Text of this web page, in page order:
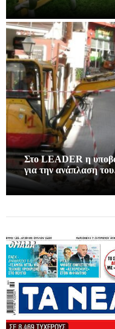
Στο LEADER η
για την ανάπλαση